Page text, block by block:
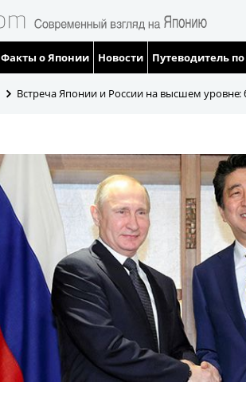
Факты о Японии Новости Путеводитель
Встреча Японии и России на высшем уровне: